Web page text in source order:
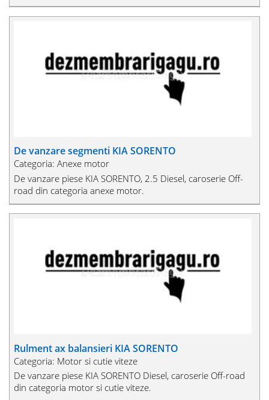
De vanzare segmenti KIA SORENTO
Categoria: Anexe motor
De vanzare piese KIA SORENTO, 2.5 Diesel, caroserie Off-
road din categoria anexe motor.
Rulment ax balansieri KIA SORENTO
Categoria: Motor si cutie viteze
De vanzare piese KIA SORENTO Diesel, caroserie Off-road
din categoria motor si cutie viteze.